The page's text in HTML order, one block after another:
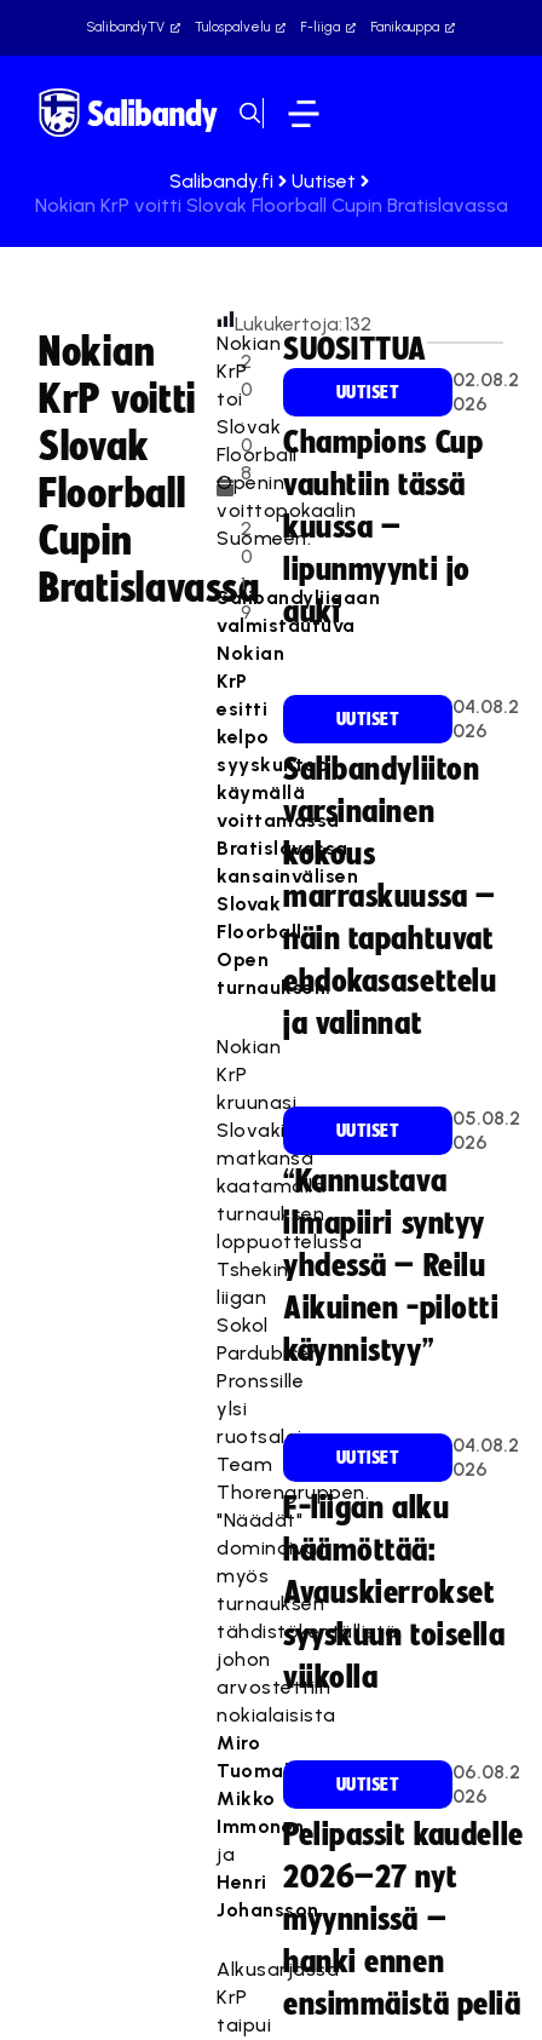
SalibandyTV Tulospalvelu F-liiga Fanikauppa
Salibandy.fi
Uutiset
Nokian KrP voitti Slovak Floorball Cupin Bratislavassa
Nokian
KrP voitti
Slovak
Floorball
Cupin
Bratislavassa
2
0
.
0
8
.
2
0
1
9
Lukukertoja:132
Nokian
KrP
toi
Slovak
Floorball
Openin
voittopokaalin
Suomeen.
Salibandyliigaan
valmistautuva
Nokian
KrP
esitti
kelpo
syyskuntoa
käymällä
voittamassa
Bratislavassa
kansainvälisen
Slovak
Floorball
Open
turnauksen.
Nokian
KrP
kruunasi
Slovakian-
matkansa
kaatamalla
turnauksen
loppuottelussa
Tshekin
liigan
Sokol
Pardubicen.
Pronssille
ylsi
ruotsalainen
Team
Thorengruppen.
"Näädät"
dominoivat
myös
turnauksen
tähdistökentällistä,
johon
arvostettiin
nokialaisista
Miro
Tuomala
Mikko
Immonen
ja
Henri
Johansson.
Alkusarjassa
KrP
taipui
SUOSITTUA
UUTISET
02.08.2
026
Champions Cup
vauhtiin tässä
kuussa –
lipunmyynti jo
auki
UUTISET
04.08.2
026
Salibandyliiton
varsinainen
kokous
marraskuussa –
näin tapahtuvat
ehdokasasettelu
ja valinnat
UUTISET
05.08.2
026
“Kannustava
ilmapiiri syntyy
yhdessä – Reilu
Aikuinen -pilotti
käynnistyy”
UUTISET
04.08.2
026
F-liigan alku
häämöttää:
Avauskierrokset
syyskuun toisella
viikolla
UUTISET
06.08.2
026
Pelipassit kaudelle
2026–27 nyt
myynnissä –
hanki ennen
ensimmäistä peliä